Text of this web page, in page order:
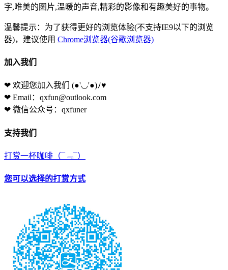
字,唯美的图片,温暖的声音,精彩的影像和有趣美好的事物。
温馨提示：为了获得更好的浏览体验(不支持IE9以下的浏览
器)，建议使用 Chrome浏览器(谷歌浏览器)
加入我们
❤ 欢迎您加入我们 (●'◡'●)ﾉ♥
❤ Email：qxfun@outlook.com
❤ 微信公众号：qxfuner
支持我们
打赏一杯咖啡 （¯﹃¯）
您可以选择的打赏方式